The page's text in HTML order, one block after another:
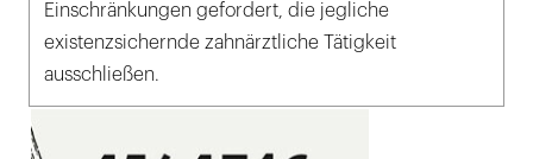
Einschränkungen gefordert, die jegliche
existenzsichernde zahnärztliche Tätigkeit
ausschließen.